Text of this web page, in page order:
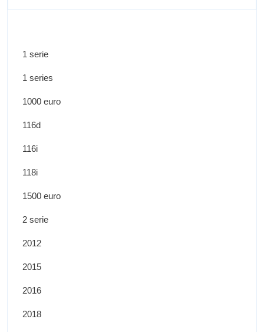
1 serie
1 series
1000 euro
116d
116i
118i
1500 euro
2 serie
2012
2015
2016
2018